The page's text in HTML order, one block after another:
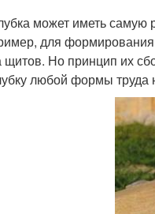
может иметь самую
для формирования
щитов. Но принцип их
любой формы труда